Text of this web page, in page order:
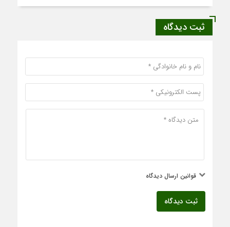
ثبت دیدگاه
قوانین ارسال دیدگاه
ثبت دیدگاه